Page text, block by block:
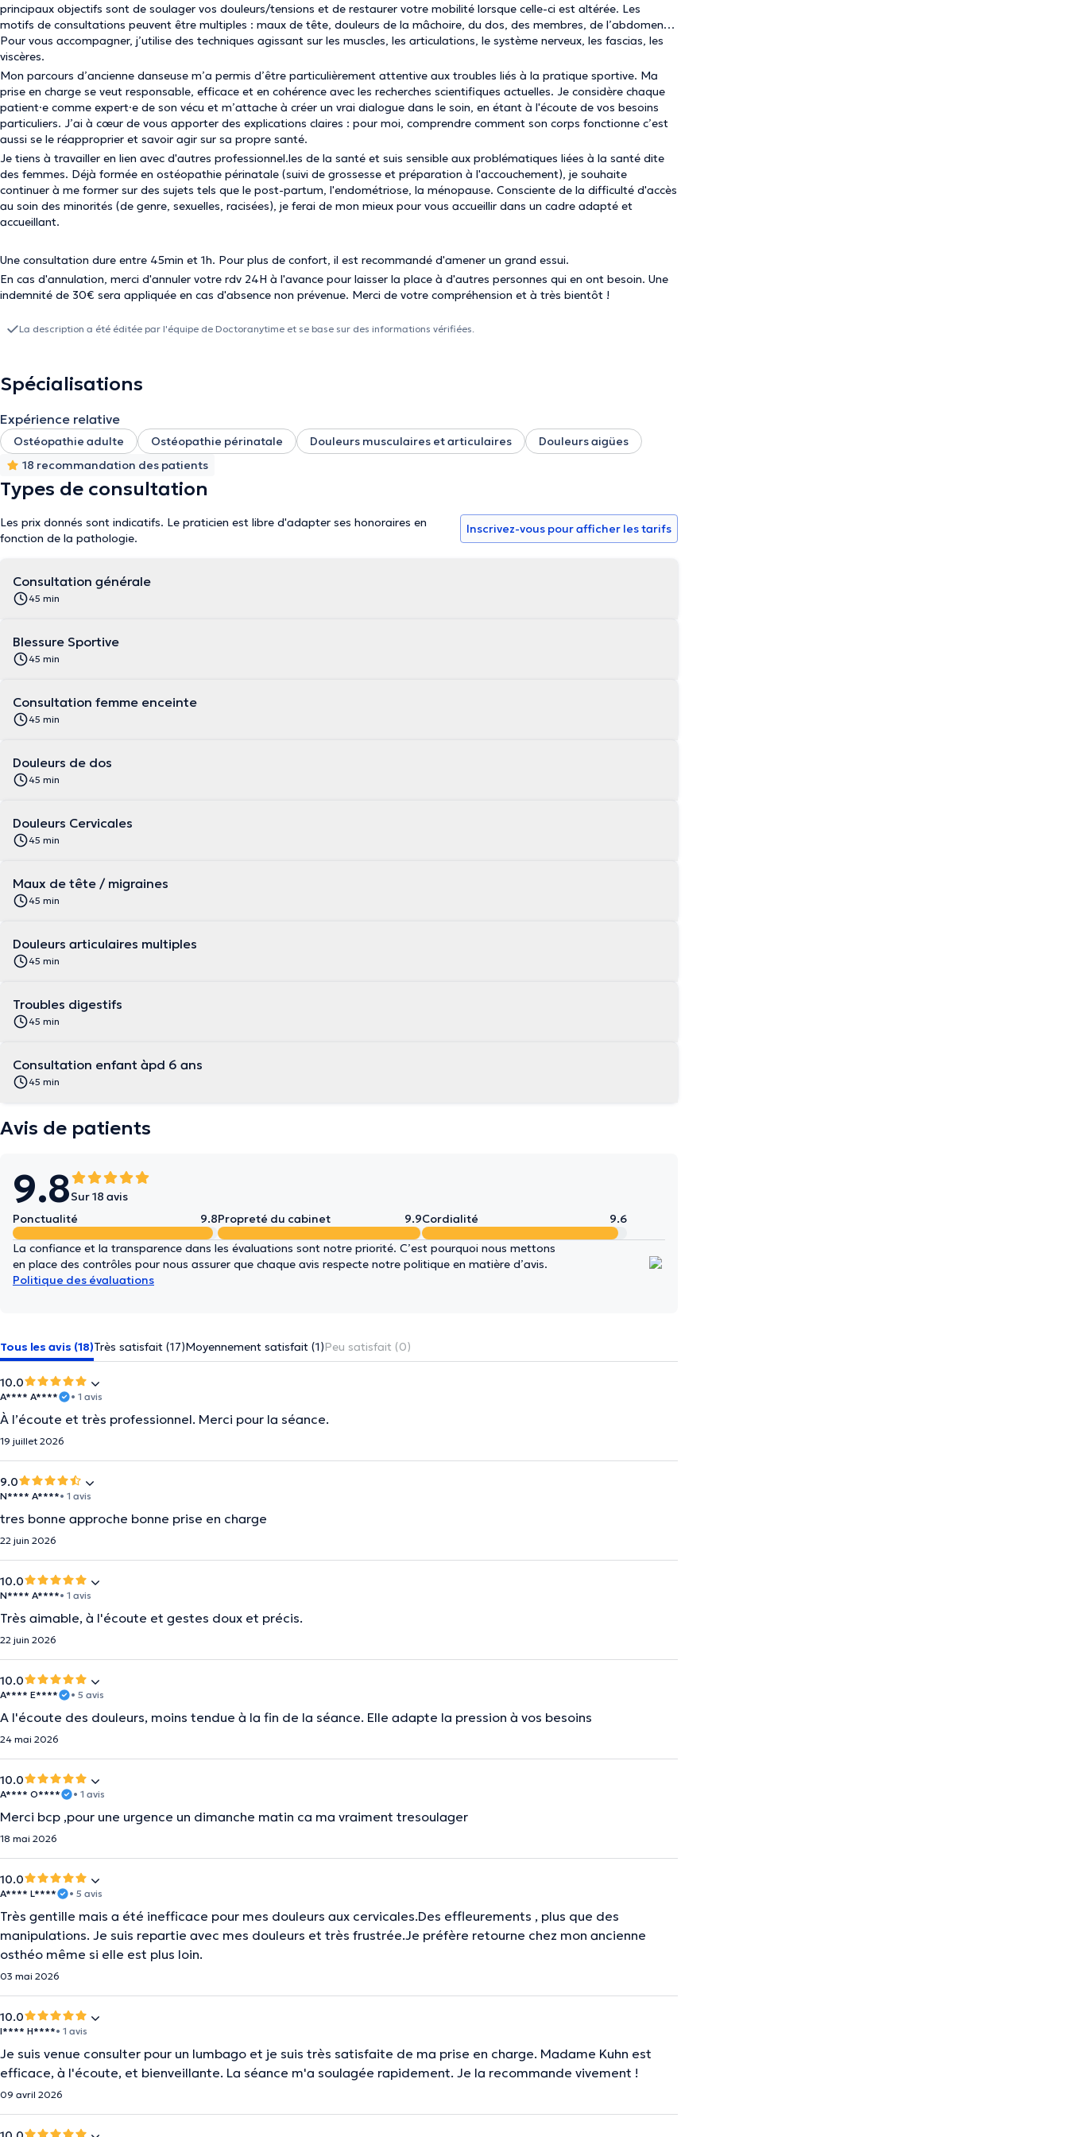
principaux objectifs sont de soulager vos douleurs/tensions et de restaurer votre mobilité lorsque celle-ci est altérée. Les
motifs de consultations peuvent être multiples : maux de tête, douleurs de la mâchoire, du dos, des membres, de l’abdomen…
Pour vous accompagner, j’utilise des techniques agissant sur les muscles, les articulations, le système nerveux, les fascias, les
viscères.
Mon parcours d’ancienne danseuse m’a permis d’être particulièrement attentive aux troubles liés à la pratique sportive. Ma
prise en charge se veut responsable, efficace et en cohérence avec les recherches scientifiques actuelles. Je considère chaque
patient·e comme expert·e de son vécu et m’attache à créer un vrai dialogue dans le soin, en étant à l'écoute de vos besoins
particuliers. J’ai à cœur de vous apporter des explications claires : pour moi, comprendre comment son corps fonctionne c’est
aussi se le réapproprier et savoir agir sur sa propre santé.
Je tiens à travailler en lien avec d'autres professionnel.les de la santé et suis sensible aux problématiques liées à la santé dite
des femmes. Déjà formée en ostéopathie périnatale (suivi de grossesse et préparation à l'accouchement), je souhaite
continuer à me former sur des sujets tels que le post-partum, l'endométriose, la ménopause. Consciente de la difficulté d'accès
au soin des minorités (de genre, sexuelles, racisées), je ferai de mon mieux pour vous accueillir dans un cadre adapté et
accueillant.
Une consultation dure entre 45min et 1h. Pour plus de confort, il est recommandé d'amener un grand essui.
En cas d'annulation, merci d'annuler votre rdv 24H à l'avance pour laisser la place à d'autres personnes qui en ont besoin. Une
indemnité de 30€ sera appliquée en cas d'absence non prévenue. Merci de votre compréhension et à très bientôt !
La description a été éditée par l'équipe de Doctoranytime et se base sur des informations vérifiées.
Spécialisations
Expérience relative
Ostéopathie adulte Ostéopathie périnatale Douleurs musculaires et articulaires
Douleurs aigües
18 recommandation des patients
Types de consultation
Les prix donnés sont indicatifs. Le praticien est libre d'adapter ses honoraires en
fonction de la pathologie.
Inscrivez-vous pour afficher les tarifs
Consultation générale
45 min
Blessure Sportive
45 min
Consultation femme enceinte
45 min
Douleurs de dos
45 min
Douleurs Cervicales
45 min
Maux de tête / migraines
45 min
Douleurs articulaires multiples
45 min
Troubles digestifs
45 min
Consultation enfant àpd 6 ans
45 min
Avis de patients
9.8Sur 18 avis
Ponctualité
9.8Propreté du cabinet 9.9Cordialité 9.6
La confiance et la transparence dans les évaluations sont notre priorité. C’est pourquoi nous mettons
en place des contrôles pour nous assurer que chaque avis respecte notre politique en matière d’avis.
Politique des évaluations
Tous les avis (18)Très satisfait (17)Moyennement satisfait (1)Peu satisfait (0)
10.0
A**** A**** • 1 avis
À l’écoute et très professionnel. Merci pour la séance.
19 juillet 2026
9.0
N**** A****• 1 avis
tres bonne approche bonne prise en charge
22 juin 2026
10.0
N**** A****• 1 avis
Très aimable, à l'écoute et gestes doux et précis.
22 juin 2026
10.0
A**** E**** • 5 avis
A l'écoute des douleurs, moins tendue à la fin de la séance. Elle adapte la pression à vos besoins
24 mai 2026
10.0
A**** O**** • 1 avis
Merci bcp ,pour une urgence un dimanche matin ca ma vraiment tresoulager
18 mai 2026
10.0
A**** L**** • 5 avis
Très gentille mais a été inefficace pour mes douleurs aux cervicales.Des effleurements , plus que des
manipulations. Je suis repartie avec mes douleurs et très frustrée.Je préfère retourne chez mon ancienne
osthéo même si elle est plus loin.
03 mai 2026
10.0
I**** H****• 1 avis
Je suis venue consulter pour un lumbago et je suis très satisfaite de ma prise en charge. Madame Kuhn est
efficace, à l'écoute, et bienveillante. La séance m'a soulagée rapidement. Je la recommande vivement !
09 avril 2026